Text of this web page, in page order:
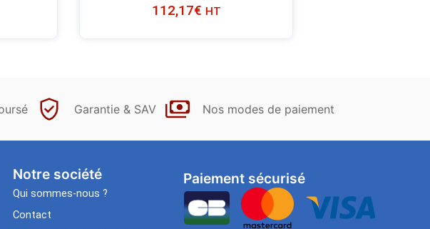
112,17€ HT
Garantie & SAV Nos modes de paiement
Notre société
Qui sommes-nous ?
Contact
Paiement sécurisé